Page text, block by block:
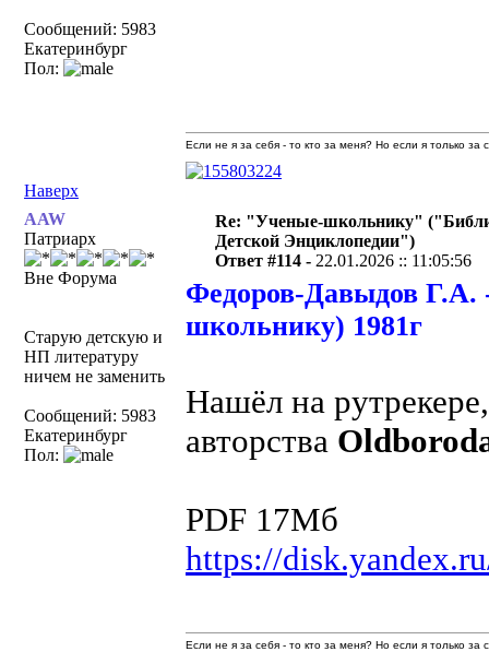
Сообщений: 5983
Екатеринбург
Пол:
Наверх
Если не я за себя - то кто за меня? Но если я только
AAW
Патриарх
Вне Форума
Старую детскую и
НП литературу
ничем не заменить
Сообщений: 5983
Екатеринбург
Пол:
Re: "Ученые-школьнику"
Детской Энциклопедии")
Ответ #114 - 22.01.2026 :: 11:05:56
Федоров-Давыдов
школьнику) 1981г
Нашёл на
авторства
PDF 17Мб
https://
Если не я за себя - то кто за меня? Но если я только